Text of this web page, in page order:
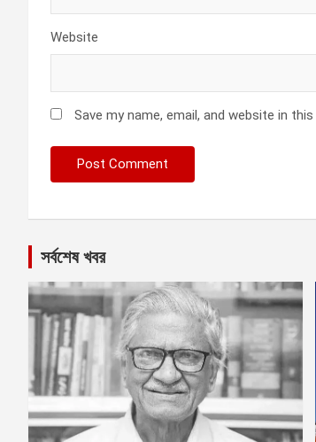
Website
Save my name, email, and website in
সর্বশেষ খবর